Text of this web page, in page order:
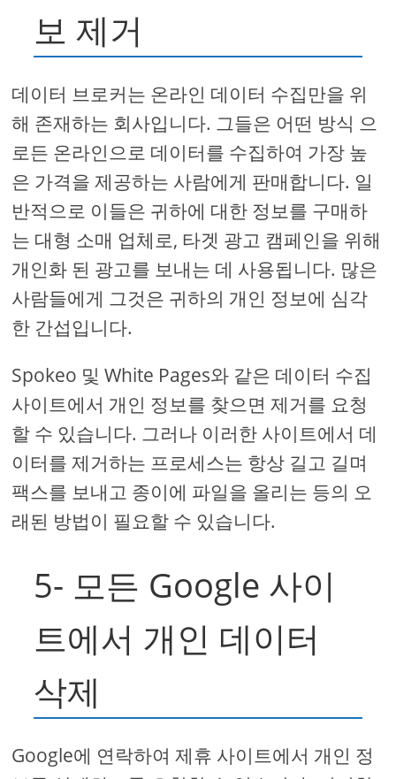
보 제거
데이터 브로커는 온라인 데이터 수집만을 위
해 존재하는 회사입니다. 그들은 어떤 방식 으
로든 온라인으로 데이터를 수집하여 가장 높
은 가격을 제공하는 사람에게 판매합니다. 일
반적으로 이들은 귀하에 대한 정보를 구매하
는 대형 소매 업체로, 타겟 광고 캠페인을 위해
개인화 된 광고를 보내는 데 사용됩니다. 많은
사람들에게 그것은 귀하의 개인 정보에 심각
한 간섭입니다.
Spokeo 및 White Pages와 같은 데이터 수집
사이트에서 개인 정보를 찾으면 제거를 요청
할 수 있습니다. 그러나 이러한 사이트에서 데
이터를 제거하는 프로세스는 항상 길고 길며
팩스를 보내고 종이에 파일을 올리는 등의 오
래된 방법이 필요할 수 있습니다.
5- 모든 Google 사이
트에서 개인 데이터
삭제
Google에 연락하여 제휴 사이트에서 개인 정